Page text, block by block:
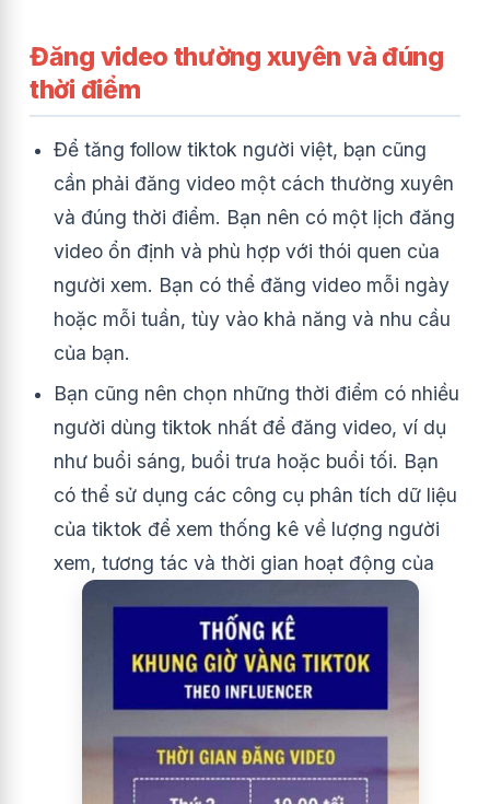
Đăng video thường xuyên và đúng
thời điểm
Để tăng follow tiktok người việt, bạn cũng
cần phải đăng video một cách thường xuyên
và đúng thời điểm. Bạn nên có một lịch đăng
video ổn định và phù hợp với thói quen của
người xem. Bạn có thể đăng video mỗi ngày
hoặc mỗi tuần, tùy vào khả năng và nhu cầu
của bạn.
Bạn cũng nên chọn những thời điểm có nhiều
người dùng tiktok nhất để đăng video, ví dụ
như buổi sáng, buổi trưa hoặc buổi tối. Bạn
có thể sử dụng các công cụ phân tích dữ liệu
của tiktok để xem thống kê về lượng người
xem, tương tác và thời gian hoạt động của